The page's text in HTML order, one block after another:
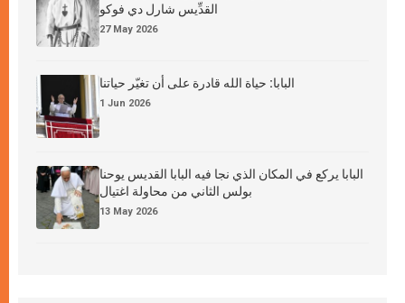
القدِّيس شارل دي فوكو
27 May 2026
البابا: حياة الله قادرة على أن تغيّر حياتنا
1 Jun 2026
البابا يركع في المكان الذي نجا فيه البابا القديس يوحنا
بولس الثاني من محاولة اغتيال
13 May 2026